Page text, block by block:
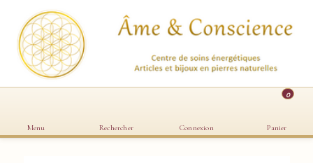
Menu Rechercher Connexion
0
Panier